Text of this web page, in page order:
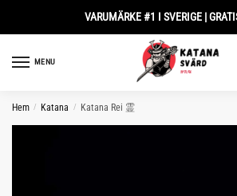
VARUMÄRKE #1 I SVERIGE |
MENU
Hem / Katana / Katana Rei 霊